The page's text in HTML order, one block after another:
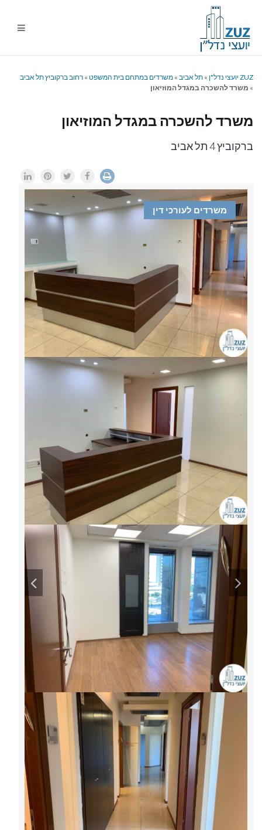
ZUZ יועצי נדל"ן » תל אביב » משרדים במתחם בית המשפט » רחוב ברקוביץ תל אביב
» משרד להשכרה במגדל המוזיאון
משרד להשכרה במגדל המוזיאון
ברקוביץ 4 תל אביב
משרדים לעורכי דין